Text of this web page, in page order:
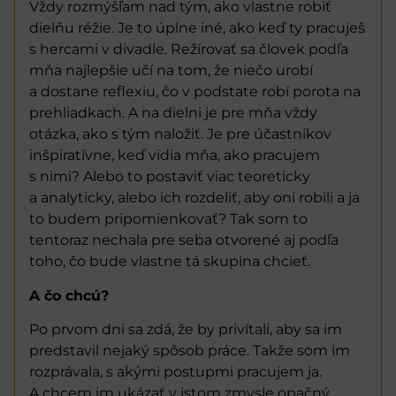
Vždy rozmýšľam nad tým, ako vlastne robiť
dielňu réžie. Je to úplne iné, ako keď ty pracuješ
s hercami v divadle. Režírovať sa človek podľa
mňa najlepšie učí na tom, že niečo urobí
a dostane reflexiu, čo v podstate robí porota na
prehliadkach. A na dielni je pre mňa vždy
otázka, ako s tým naložiť. Je pre účastníkov
inšpiratívne, keď vidia mňa, ako pracujem
s nimi? Alebo to postaviť viac teoreticky
a analyticky, alebo ich rozdeliť, aby oni robili a ja
to budem pripomienkovať? Tak som to
tentoraz nechala pre seba otvorené aj podľa
toho, čo bude vlastne tá skupina chcieť.
A čo chcú?
Po prvom dni sa zdá, že by privítali, aby sa im
predstavil nejaký spôsob práce. Takže som im
rozprávala, s akými postupmi pracujem ja.